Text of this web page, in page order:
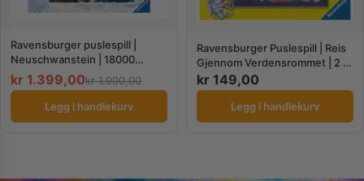
Ravensburger puslespill |
Neuschwanstein | 18000
brikker
kr 1.399,00kr1.900,00
Legg i handlekurv
Ravensburger Puslespill | Reis
Gjennom Verdensrommet | 2 x
24 Biter
kr 149,00
Legg i handlekurv